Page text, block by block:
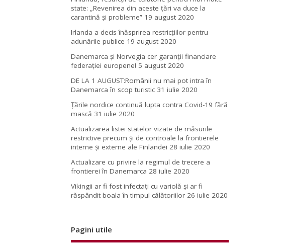
state: „Revenirea din aceste ţări va duce la
carantină şi probleme” 19 august 2020
Irlanda a decis înăsprirea restricțiilor pentru
adunările publice 19 august 2020
Danemarca și Norvegia cer garanții financiare
federației europene! 5 august 2020
DE LA 1 AUGUST:Românii nu mai pot intra în
Danemarca în scop turistic 31 iulie 2020
Țările nordice continuă lupta contra Covid-19 fără
mască 31 iulie 2020
Actualizarea listei statelor vizate de măsurile
restrictive precum și de controale la frontierele
interne și externe ale Finlandei 28 iulie 2020
Actualizare cu privire la regimul de trecere a
frontierei în Danemarca 28 iulie 2020
Vikingii ar fi fost infectaţi cu variolă şi ar fi
răspândit boala în timpul călătoriilor 26 iulie 2020
Pagini utile